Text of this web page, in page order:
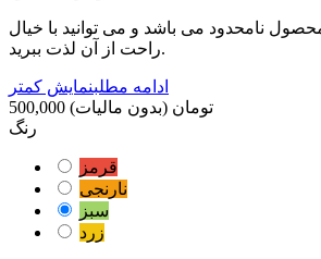
نامحدود می باشد و می توانید با خیال
راحت از آن لذت ببرید.
ادامه مطلبنمایش کمتر
500,000 تومان (بدون مالیات)
رنگ
قرمز
نارنجی
سبز
زرد